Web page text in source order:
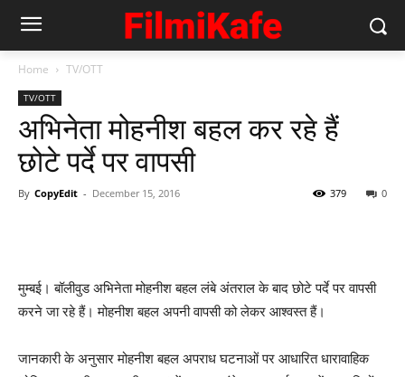
Home TV/OTT
TV/OTT
अभिनेता मोहनीश बहल कर रहे हैं
छोटे पर्दे पर वापसी
By CopyEdit - December 15, 2016 0
379
मुम्‍बई। बॉलीवुड अभिनेता मोहनीश बहल लंबे अंतराल के बाद छोटे पर्दे पर वापसी
करने जा रहे हैं। मोहनीश बहल अपनी वापसी को लेकर आश्‍वस्‍त हैं।
जानकारी के अनुसार मोहनीश बहल अपराध घटनाओं पर आधारित धारावाहिक